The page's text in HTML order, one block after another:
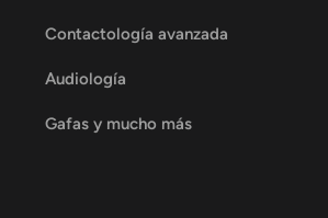
Contactología avanzada
Audiología
Gafas y mucho más